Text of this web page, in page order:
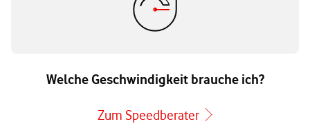
Welche Geschwindigkeit brauche ich?
Zum Speedberater